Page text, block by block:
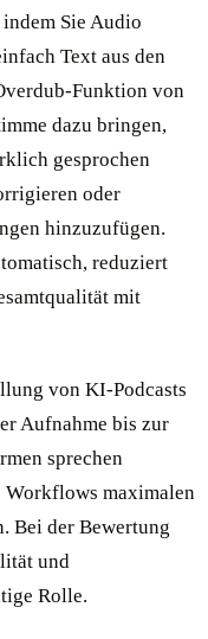
Sie Audio
Text aus den
Funktion von
dazu bringen,
gesprochen
oder
hinzuzufügen.
reduziert
mit
von KI-Podcasts
Aufnahme bis zur
sprechen
maximalen
Bei der Bewertung
und
Rolle.